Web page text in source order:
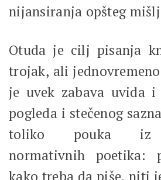
nijansiranja opšteg
Otuda je cilj pisanja
trojak, ali
je uvek zabava uvida
pogleda i stečenog
toliko pouka iz
normativnih poetika:
kako treba da piše, niti